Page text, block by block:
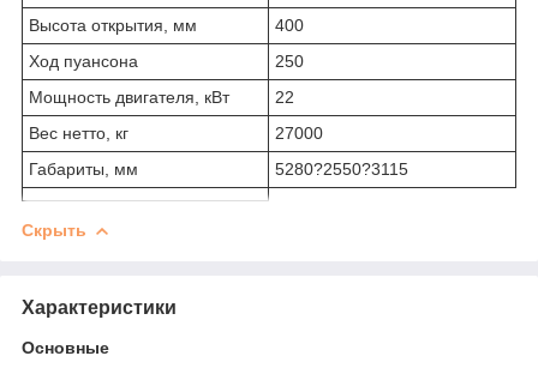
Высота открытия, мм
400
Ход пуансона
250
Мощность двигателя, кВт
22
Вес нетто, кг
27000
Габариты, мм
5280?2550?3115
Скрыть
Характеристики
Основные